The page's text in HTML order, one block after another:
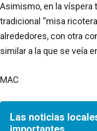
Asimismo, en la víspera
tradicional “misa
alrededores, con otra
similar a la que se veía
MAC
Las noticias